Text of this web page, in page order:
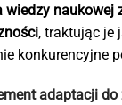
wiedzy naukowej
, traktując je
konkurencyjne
adaptacji